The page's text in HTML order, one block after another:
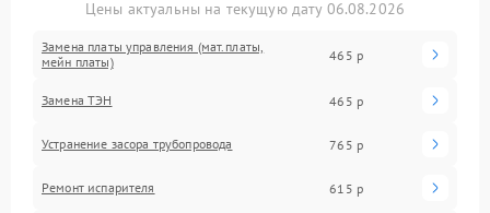
Цены актуальны на текущую дату 06.08.2026
Замена платы управления (мат.платы,
мейн платы)
465 р
Замена ТЭН 465 р
Устранение засора трубопровода 765 р
Ремонт испарителя 615 р